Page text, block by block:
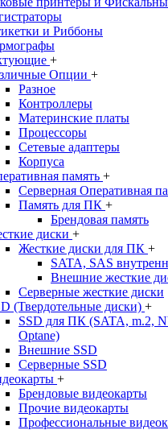
и Риббоны
+
Опции +
Разное
Контроллеры
Материнские платы
Процессоры
Сетевые адаптеры
Корпуса
память +
Серверная Оперативная
Память для ПК +
Брендовая память
диски +
Жесткие диски для ПК +
SATA, SAS
Внешние жесткие
Серверные жесткие диски
(Твердотельные диски) +
SSD для ПК (SATA, m.2,
Optane)
Внешние SSD
Серверные SSD
+
Брендовые видеокарты
Прочие видеокарты
Профессиональные